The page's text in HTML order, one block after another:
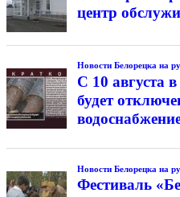
центр
Новости Белорецка на
С 10 августа
будет
Новости Белорецка на
Фестиваль